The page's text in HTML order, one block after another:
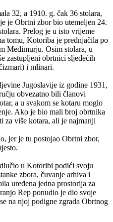
32, a 1910. g. čak 36 stolara,
je Obrtni zbor bio utemeljen 24.
Prelog je u isto vrijeme
tomu, Kotoriba je prednjačila po
Međimurju. Osim stolara, u
zastupljeni obrtnici sljedećih
i mlinari.
Jugoslavije iz godine 1931,
obvezatno bili članovi
a u svakom se kotaru moglo
Ako je bio mali broj obrtnika
za više kotara, ali je najmanji
jer je tu postojao Obrtni zbor,
u Kotoribi podići svoju
zbora, čuvanje arhiva i
uređena jedna prostorija za
Rep ponudio je dio svoje
na njoj podigne zgrada Obrtnog